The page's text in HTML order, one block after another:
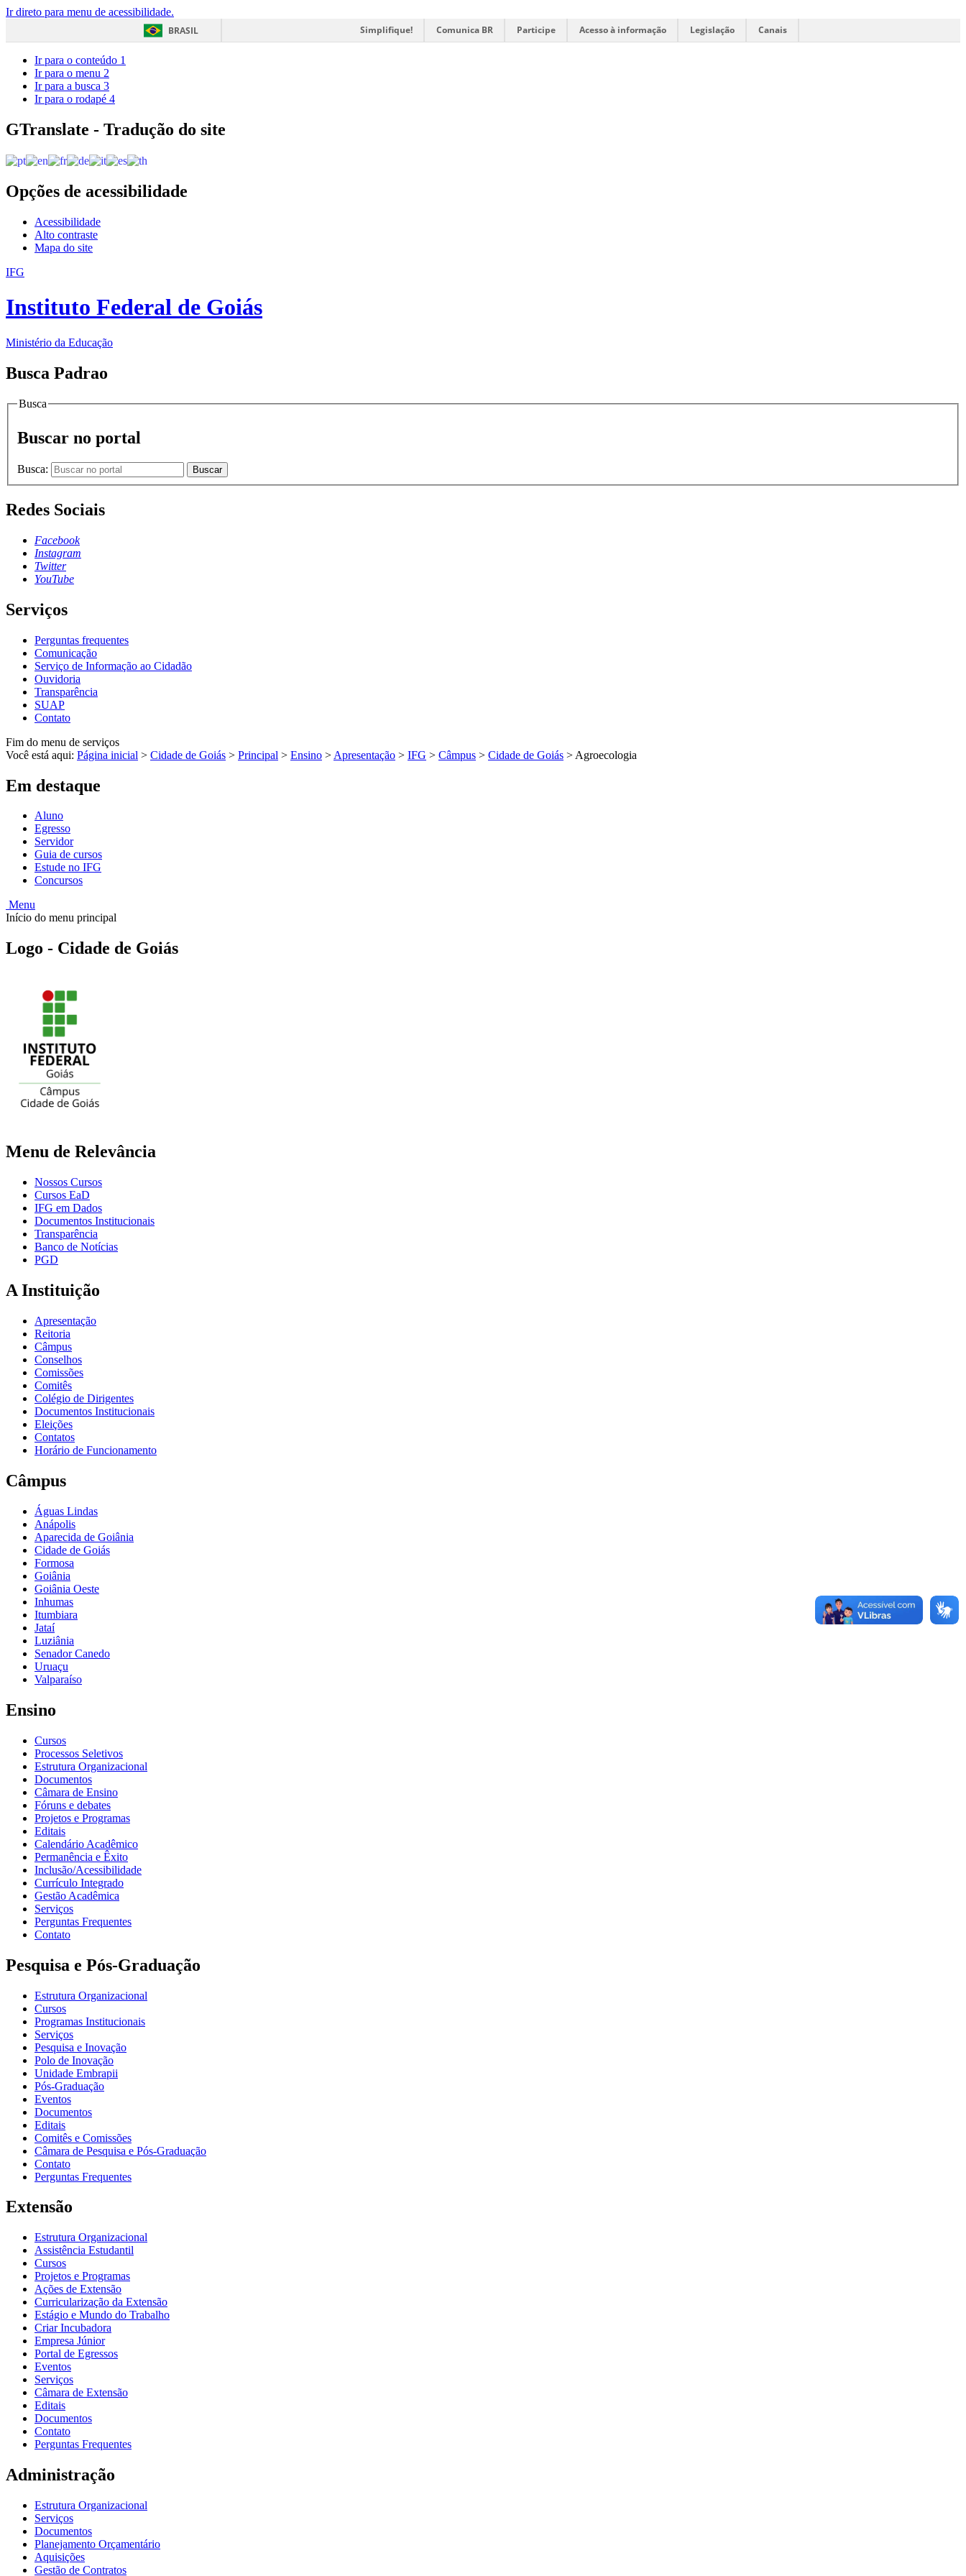
Ir direto para menu de acessibilidade.
BRASIL
Simplifique! Comunica BR Participe Acesso à informação Legislação Canais
Ir para o conteúdo 1
Ir para o menu 2
Ir para a busca 3
Ir para o rodapé 4
GTranslate - Tradução do site
Opções de acessibilidade
Acessibilidade
Alto contraste
Mapa do site
IFG
Instituto Federal de Goiás
Ministério da Educação
Busca Padrao
Busca
Buscar no portal
Busca: Buscar
Redes Sociais
Facebook
Instagram
Twitter
YouTube
Serviços
Perguntas frequentes
Comunicação
Serviço de Informação ao Cidadão
Ouvidoria
Transparência
SUAP
Contato
Fim do menu de serviços
Você está aqui: Página inicial > Cidade de Goiás > Principal > Ensino > Apresentação > IFG > Câmpus > Cidade de Goiás > Agroecologia
Em destaque
Aluno
Egresso
Servidor
Guia de cursos
Estude no IFG
Concursos
Menu
Início do menu principal
Logo - Cidade de Goiás
Menu de Relevância
Nossos Cursos
Cursos EaD
IFG em Dados
Documentos Institucionais
Transparência
Banco de Notícias
PGD
A Instituição
Apresentação
Reitoria
Câmpus
Conselhos
Comissões
Comitês
Colégio de Dirigentes
Documentos Institucionais
Eleições
Contatos
Horário de Funcionamento
Câmpus
Águas Lindas
Anápolis
Aparecida de Goiânia
Cidade de Goiás
Formosa
Goiânia
Goiânia Oeste
Inhumas
Itumbiara
Jataí
Luziânia
Senador Canedo
Uruaçu
Valparaíso
Ensino
Cursos
Processos Seletivos
Estrutura Organizacional
Documentos
Câmara de Ensino
Fóruns e debates
Projetos e Programas
Editais
Calendário Acadêmico
Permanência e Êxito
Inclusão/Acessibilidade
Currículo Integrado
Gestão Acadêmica
Serviços
Perguntas Frequentes
Contato
Pesquisa e Pós-Graduação
Estrutura Organizacional
Cursos
Programas Institucionais
Serviços
Pesquisa e Inovação
Polo de Inovação
Unidade Embrapii
Pós-Graduação
Eventos
Documentos
Editais
Comitês e Comissões
Câmara de Pesquisa e Pós-Graduação
Contato
Perguntas Frequentes
Extensão
Estrutura Organizacional
Assistência Estudantil
Cursos
Projetos e Programas
Ações de Extensão
Curricularização da Extensão
Estágio e Mundo do Trabalho
Criar Incubadora
Empresa Júnior
Portal de Egressos
Eventos
Serviços
Câmara de Extensão
Editais
Documentos
Contato
Perguntas Frequentes
Administração
Estrutura Organizacional
Serviços
Documentos
Planejamento Orçamentário
Aquisições
Gestão de Contratos